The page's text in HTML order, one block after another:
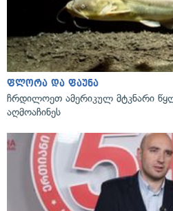
ფლორა და ფაუნა
ჩრდილოეთ ამერიკულ მტკნარი
აღმოაჩინეს